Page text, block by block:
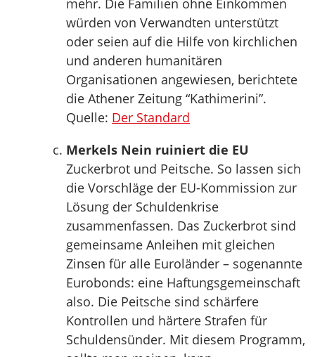
mehr. Die Familien ohne Einkommen
würden von Verwandten unterstützt
oder seien auf die Hilfe von kirchlichen
und anderen humanitären
Organisationen angewiesen, berichtete
die Athener Zeitung “Kathimerini”.
Quelle: Der Standard
Merkels Nein ruiniert die EU
Zuckerbrot und Peitsche. So lassen sich
die Vorschläge der EU-Kommission zur
Lösung der Schuldenkrise
zusammenfassen. Das Zuckerbrot sind
gemeinsame Anleihen mit gleichen
Zinsen für alle Euroländer – sogenannte
Eurobonds: eine Haftungsgemeinschaft
also. Die Peitsche sind schärfere
Kontrollen und härtere Strafen für
Schuldensünder. Mit diesem Programm,